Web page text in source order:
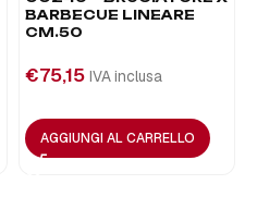
BARBECUE LINEARE
CM.50
€75,15 IVA inclusa
AGGIUNGI AL CARRELLO